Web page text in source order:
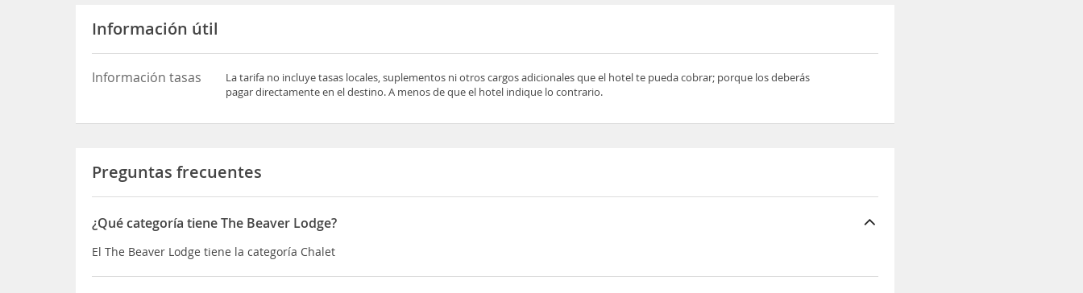
Información útil
Información tasas
La tarifa no incluye tasas locales, suplementos ni otros cargos adicionales que el hotel te pueda cobrar; porque los deberás
pagar directamente en el destino. A menos de que el hotel indique lo contrario.
Preguntas frecuentes
¿Qué categoría tiene The Beaver Lodge?
El The Beaver Lodge tiene la categoría Chalet